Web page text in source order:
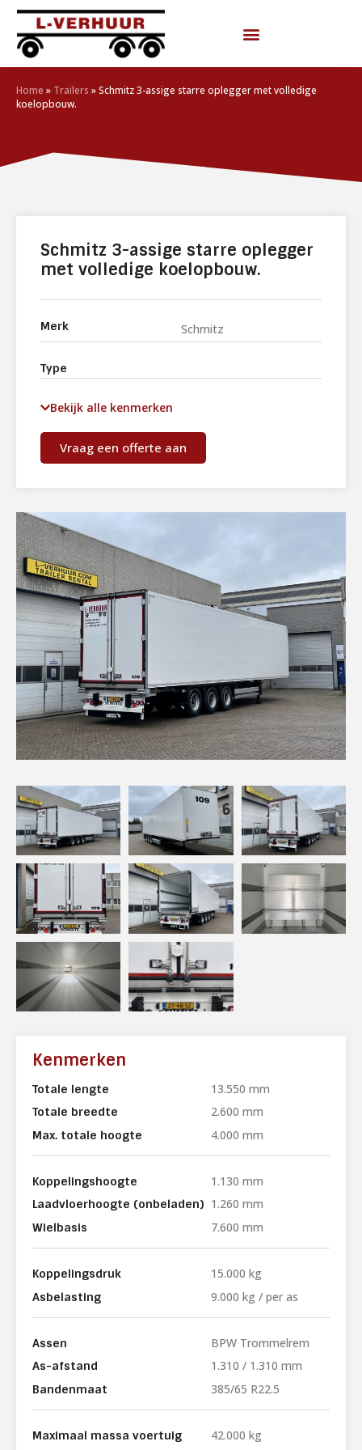
Home » Trailers »Schmitz 3-assige starre oplegger met volledige
koelopbouw.
Kenmerken
Totale lengte 13.550 mm
Totale breedte 2.600 mm
Max. totale hoogte 4.000 mm
Koppelingshoogte 1.130 mm
Laadvloerhoogte (onbeladen) 1.260 mm
Wielbasis 7.600 mm
Koppelingsdruk 15.000 kg
Asbelasting 9.000 kg / per as
Assen BPW Trommelrem
As-afstand 1.310 / 1.310 mm
Bandenmaat 385/65 R22.5
Maximaal massa voertuig 42.000 kg
Schmitz 3-assige starre oplegger
met volledige koelopbouw.
Merk Schmitz
Type
Bekijk alle kenmerken
Vraag een offerte aan